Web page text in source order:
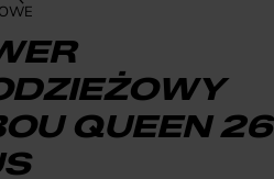
QUEEN 26